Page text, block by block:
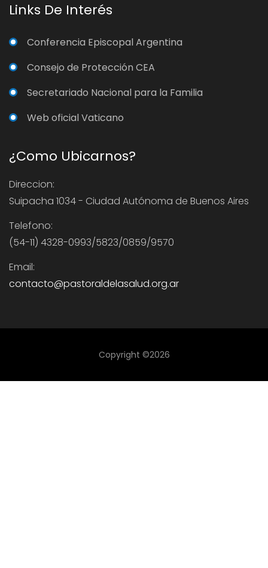
Links De Interés
Conferencia Episcopal Argentina
Consejo de Protección CEA
Secretariado Nacional para la Familia
Web oficial Vaticano
¿Como Ubicarnos?
Direccion:
Suipacha 1034 - Ciudad Autónoma de Buenos Aires
Telefono:
(54-11) 4328-0993/5823/0859/9570
Email:
contacto@pastoraldelasalud.org.ar
Copyright ©2026